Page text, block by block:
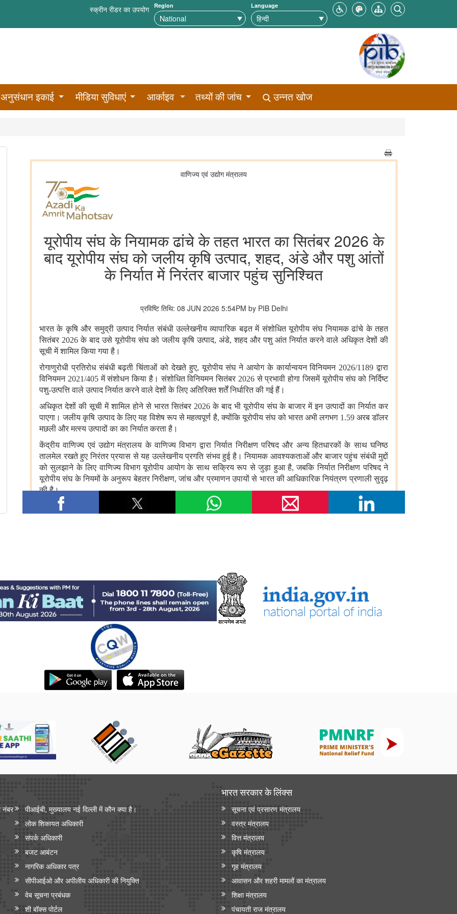
स्क्रीन रीडर का उपयोग Region Language
अनुसंधान इकाई मीडिया सुविधाएं आर्काइव तथ्यों की जांच उन्नत खोज
नंबर
पीआईबी, मुख्यालय नई दिल्ली में कौन क्या है।
लोक शिकायत अधिकारी
संपर्क अधिकारी
बजट आबंटन
नागरिक अधिकार पत्र
सीपीआईओ और अपी‍लीय अधिकारी की नियुक्ति
वेब सूचना प्रबंधक
शी बॉक्स पोर्टल
भारत सरकार के लिंक्‍स
सूचना एवं प्रसारण मंत्रालय
वस्त्र मंत्रालय
वित्त मंत्रालय
कृषि मंत्रालय
गृह मंत्रालय
आवासन और शहरी मामलों का मंत्रालय
शिक्षा मंत्रालय
पंचायती राज मंत्रालय